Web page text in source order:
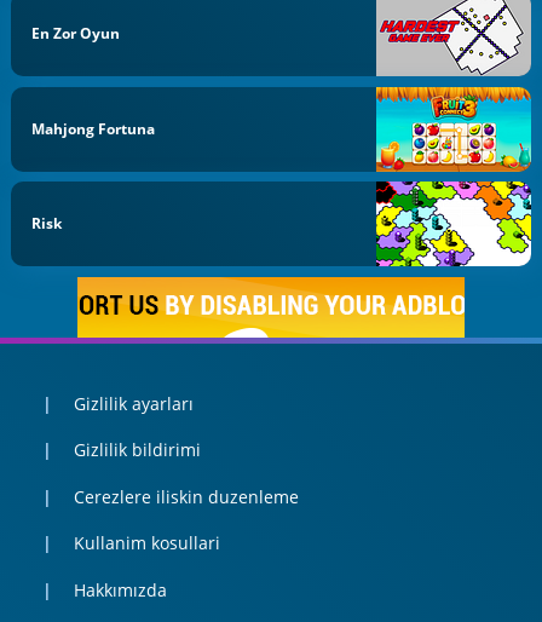
En Zor Oyun
Mahjong Fortuna
Risk
Gizlilik ayarları
Gizlilik bildirimi
Cerezlere iliskin duzenleme
Kullanim kosullari
Hakkımızda